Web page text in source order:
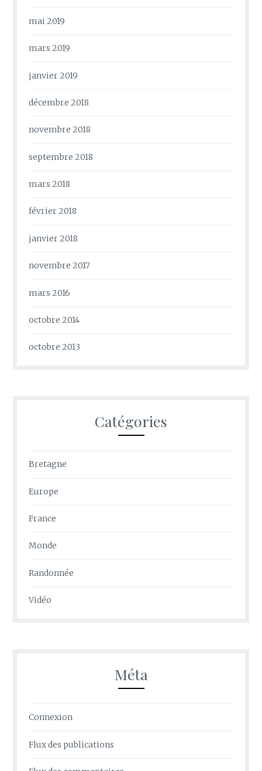
mai 2019
mars 2019
janvier 2019
décembre 2018
novembre 2018
septembre 2018
mars 2018
février 2018
janvier 2018
novembre 2017
mars 2016
octobre 2014
octobre 2013
Catégories
Bretagne
Europe
France
Monde
Randonnée
Vidéo
Méta
Connexion
Flux des publications